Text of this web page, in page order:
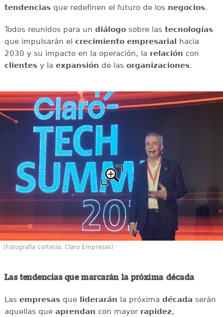
tendenciasque redefinen el futuro de los negocios.
Todos reunidos para un diálogosobre las tecnologías
que impulsarán el crecimiento empresarial hacia
2030 y su impacto en la operación, la relación con
clientesy la expansión de las organizaciones.
(Fotografía cortesía: Claro Empresas)
Las tendencias que marcarán la próxima década
Las empresasqueliderarán la próxima década serán
aquellas queaprendan con mayor rapidez,